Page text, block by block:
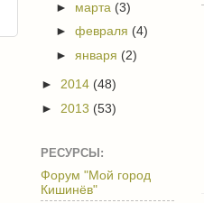
► марта (3)
►февраля (4)
►января (2)
► 2014 (48)
► 2013 (53)
РЕСУРСЫ:
Форум "Мой город
Кишинёв"